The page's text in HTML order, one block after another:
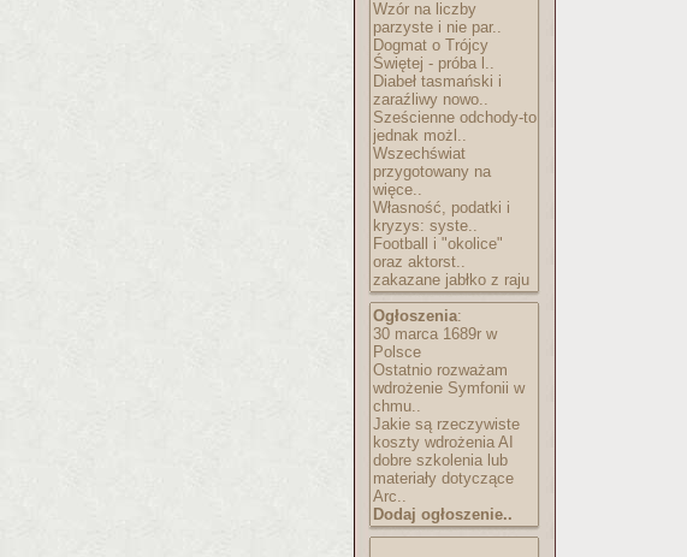
Wzór na liczby
parzyste i nie par..
Dogmat o Trójcy
Świętej - próba l..
Diabeł tasmański i
zaraźliwy nowo..
Sześcienne odchody-to
jednak możl..
Wszechświat
przygotowany na
więce..
Własność, podatki i
kryzys: syste..
Football i "okolice"
oraz aktorst..
zakazane jabłko z raju
Ogłoszenia:
30 marca 1689r w
Polsce
Ostatnio rozważam
wdrożenie Symfonii w
chmu..
Jakie są rzeczywiste
koszty wdrożenia AI
dobre szkolenia lub
materiały dotyczące
Arc..
Dodaj ogłoszenie..